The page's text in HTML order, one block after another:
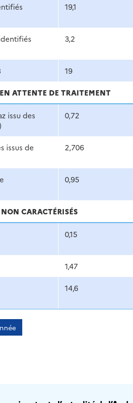
19,1
3,2
19
ATTENTE DE TRAITEMENT
issu des
0,72
issus de
2,706
0,95
CARACTÉRISÉS
0,15
1,47
14,6